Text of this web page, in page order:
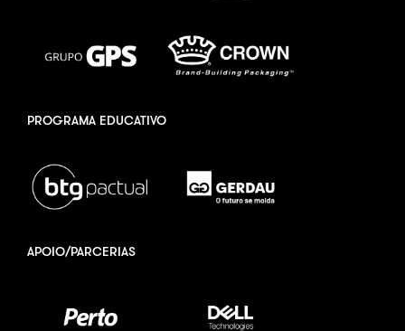
PROGRAMA EDUCATIVO
APOIO/PARCERIAS